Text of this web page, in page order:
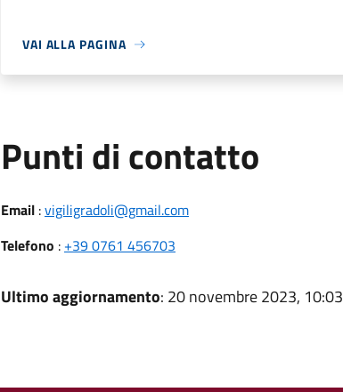
VAI ALLA PAGINA
Punti di contatto
Email:vigiligradoli@gmail.com
Telefono : +39 0761 456703
Ultimo aggiornamento: 20 novembre 2023, 10:03